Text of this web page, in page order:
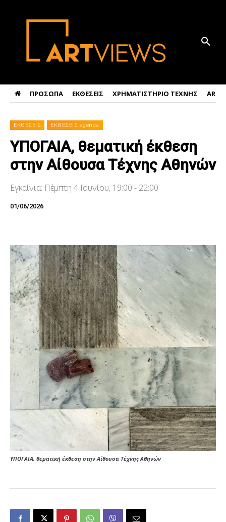
ΠΡΟΣΩΠΑ ΕΚΘΕΣΕΙΣ ΧΡΗΜΑΤΙΣΤΗΡΙΟ ΤΕΧΝΗΣ ART
ΕΚΘΕΣΕΙΣ ΕΚΘΕΣΕΙΣ agenda
ΥΠΟΓΑΙΑ, θεματική έκθεση
στην Αίθουσα Τέχνης Αθηνών
Εγκαίνια: Πέμπτη 4 Ιουνίου, 19:00 - 22:00
01/06/2026
ΥΠΟΓΑΙΑ, θεματική έκθεση στην Αίθουσα Τέχνης Αθηνών